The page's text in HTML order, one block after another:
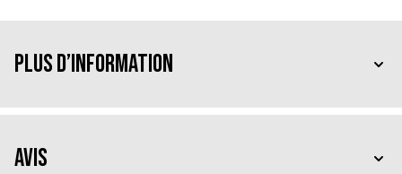
Plus d’information
Avis